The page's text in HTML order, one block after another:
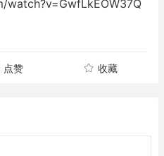
点赞 收藏